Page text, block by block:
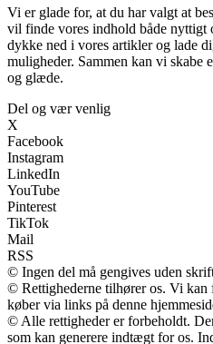
Vi er glade for, at du har valgt at
vil finde vores indhold både nyttigt
dykke ned i vores artikler og lade
muligheder. Sammen kan vi
og glæde.
Del og vær venlig
X
Facebook
Instagram
LinkedIn
YouTube
Pinterest
TikTok
Mail
RSS
© Ingen del må gengives uden
© Rettighederne tilhører os. Vi kan
køber via links på denne
© Alle rettigheder er forbeholdt.
som kan generere indtægt for os.